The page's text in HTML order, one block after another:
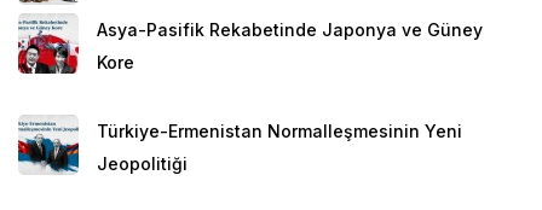
Asya-Pasifik Rekabetinde Japonya ve Güney
Kore
Türkiye-Ermenistan Normalleşmesinin Yeni
Jeopolitiği